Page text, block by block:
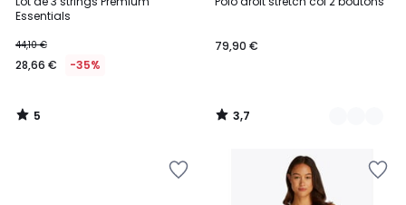
Essentials
44,10 €
28,66 € -35%
5
5
/
79,90 €
Couleurs
3,7
/